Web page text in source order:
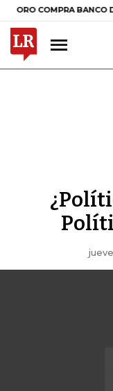
COMPRA BANCO DE LA